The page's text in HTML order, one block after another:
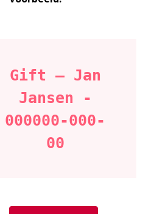
Gift – Jan
Jansen -
000000-000-
00